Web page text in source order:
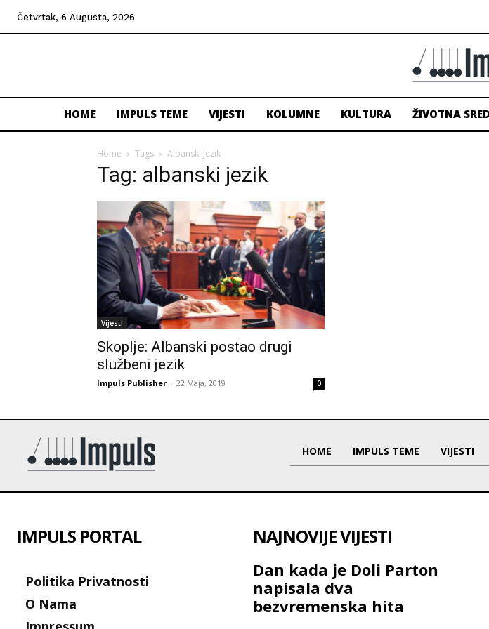
Četvrtak, 6 Augusta, 2026
HOME IMPULS TEME VIJESTI KOLUMNE KULTURA ŽIVOTNA
Home Tags Albanski jezik
Tag: albanski jezik
Vijesti
Skoplje: Albanski postao drugi
službeni jezik
Impuls Publisher - 22 Maja, 2019 0
HOME IMPULS TEME VIJESTI
IMPULS PORTAL
Politika Privatnosti
O Nama
NAJNOVIJE VIJESTI
Dan kada je Doli Parton
napisala dva
bezvremenska hita